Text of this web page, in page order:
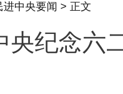
进中央要闻 > 正文
央纪念六